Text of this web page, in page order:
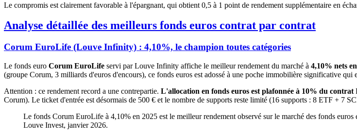
Le compromis est clairement favorable à l'épargnant, qui obtient 0,5 à 1 point de rendement supplémentaire en
Analyse détaillée des meilleurs fonds euros contrat par contrat
Corum EuroLife (Louve Infinity) : 4,10%, le champion toutes catégories
Le fonds euro Corum EuroLife servi par Louve Infinity affiche le meilleur rendement du marché à 4,10% nets
(groupe Corum, 3 milliards d'euros d'encours), ce fonds euros est adossé à une poche immobilière significative qui
Attention : ce rendement record a une contrepartie. L'allocation en fonds euros est plafonnée à 10% du contrat
Corum). Le ticket d'entrée est désormais de 500 € et le nombre de supports reste limité (16 supports : 8 ETF + 7
Le fonds Corum EuroLife à 4,10% en 2025 est le meilleur rendement observé sur le marché des fonds
Louve Invest, janvier 2026.